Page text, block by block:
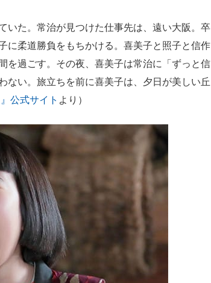
た。常治が見つけた仕事先は、遠い大阪。卒
に柔道勝負をもちかける。喜美子と照子と信作
を過ごす。その夜、喜美子は常治に「ずっと信
ない。旅立ちを前に喜美子は、夕日が美しい丘
公式サイト より）